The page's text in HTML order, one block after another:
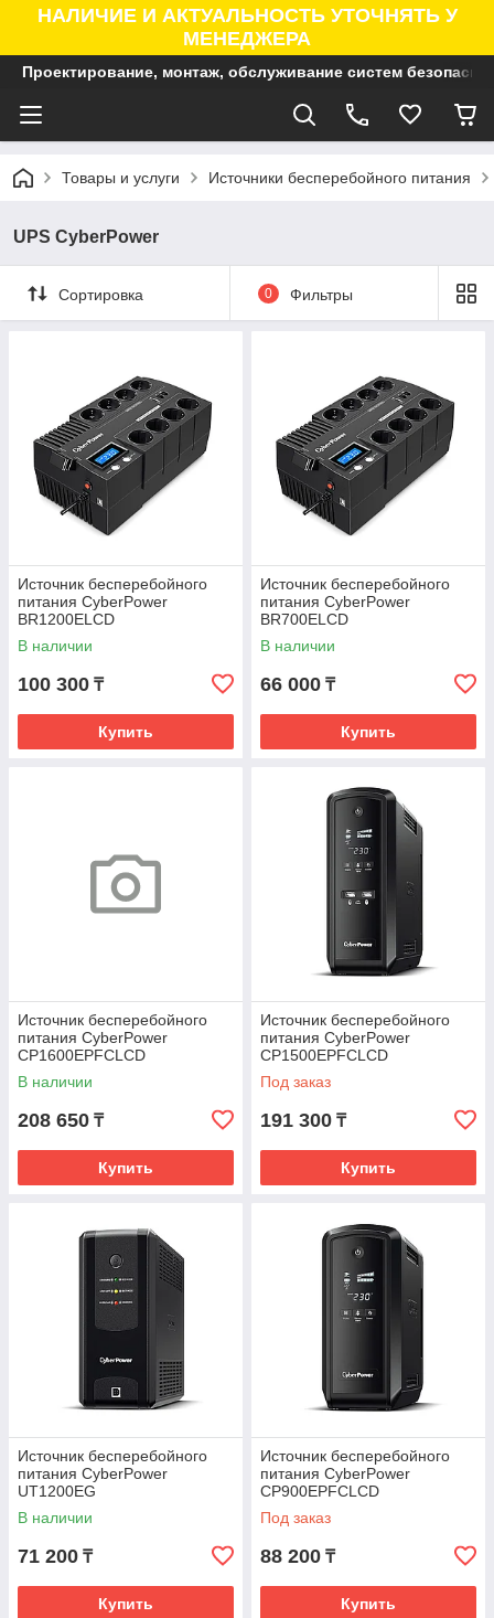
НАЛИЧИЕ И АКТУАЛЬНОСТЬ УТОЧНЯТЬ У
МЕНЕДЖЕРА
Проектирование, монтаж, обслуживание систем
Товары и услуги Источники бесперебойного питания
UPS CyberPower
Сортировка 0 Фильтры
Источник бесперебойного
питания CyberPower
BR1200ELCD
В наличии
100 300 ₸
Купить
Источник бесперебойного
питания CyberPower
BR700ELCD
В наличии
66 000 ₸
Купить
Источник бесперебойного
питания CyberPower
CP1600EPFCLCD
В наличии
208 650 ₸
Купить
Источник бесперебойного
питания CyberPower
CP1500EPFCLCD
Под заказ
191 300 ₸
Купить
Источник бесперебойного
питания CyberPower
UT1200EG
В наличии
71 200 ₸
Купить
Источник бесперебойного
питания CyberPower
CP900EPFCLCD
Под заказ
88 200 ₸
Купить